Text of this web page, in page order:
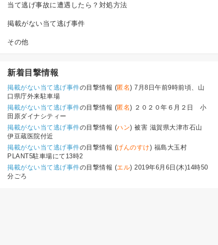
当て逃げ事故に遭遇したら？対処方法
掲載がない当て逃げ事件
その他
新着目撃情報
掲載がない当て逃げ事件の目撃情報 (匿名) 7月8日午前9時前頃、山
口県庁外来駐車場
掲載がない当て逃げ事件の目撃情報 (匿名) ２０２０年６月２日 小
田原ダイナシティー
掲載がない当て逃げ事件の目撃情報 (ハン) 被害 滋賀県大津市石山
伊豆蔵医院付近
掲載がない当て逃げ事件の目撃情報 (げんのすけ) 福島大玉村
PLANT5駐車場にて13時2
掲載がない当て逃げ事件の目撃情報 (エル) 2019年6月6日(木)14時50
分ごろ